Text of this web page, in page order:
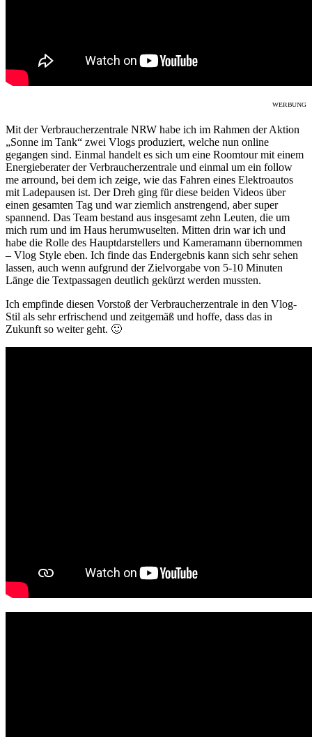
ᵂᴱᴿᴮᵁᴺᴳ
Mit der Verbraucherzentrale NRW habe ich im Rahmen der Aktion
„Sonne im Tank“ zwei Vlogs produziert, welche nun online
gegangen sind. Einmal handelt es sich um eine Roomtour mit einem
Energieberater der Verbraucherzentrale und einmal um ein follow
me arround, bei dem ich zeige, wie das Fahren eines Elektroautos
mit Ladepausen ist. Der Dreh ging für diese beiden Videos über
einen gesamten Tag und war ziemlich anstrengend, aber super
spannend. Das Team bestand aus insgesamt zehn Leuten, die um
mich rum und im Haus herumwuselten. Mitten drin war ich und
habe die Rolle des Hauptdarstellers und Kameramann übernommen
– Vlog Style eben. Ich finde das Endergebnis kann sich sehr sehen
lassen, auch wenn aufgrund der Zielvorgabe von 5-10 Minuten
Länge die Textpassagen deutlich gekürzt werden mussten.
Ich empfinde diesen Vorstoß der Verbraucherzentrale in den Vlog-
Stil als sehr erfrischend und zeitgemäß und hoffe, dass das in
Zukunft so weiter geht. 🙂